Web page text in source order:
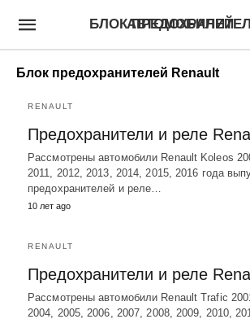
БЛОК ПРЕДОХРАНИТЕЛЕЙ АВТОМОБИЛЕЙ
Блок предохранителей Renault
RENAULT
Предохранители и реле
Рассмотрены автомобили Renault Koleos
2011, 2012, 2013, 2014, 2015, 2016 года
предохранителей и реле…
10 лет ago
RENAULT
Предохранители и реле
Рассмотрены автомобили Renault Trafic
2004, 2005, 2006, 2007, 2008, 2009, 2010,